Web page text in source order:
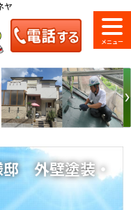
ヤ
ショールーム
のご紹介
お電話
邸 外壁塗装・